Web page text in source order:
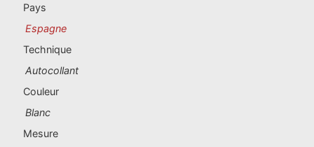
Badajoz
Barcelona
Benidorm
Pays
Espagne
Technique
Autocollant
Couleur
Blanc
Mesure